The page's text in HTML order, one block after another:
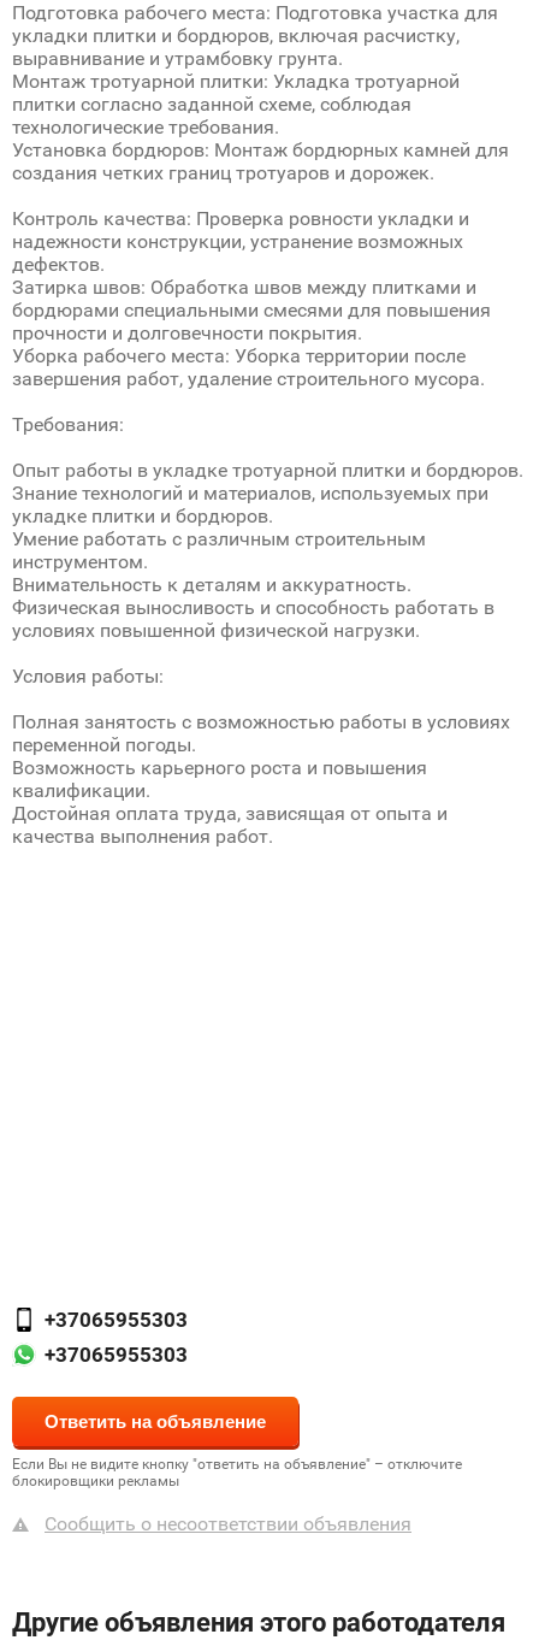
Подготовка рабочего места: Подготовка участка для
укладки плитки и бордюров, включая расчистку,
выравнивание и утрамбовку грунта.
Монтаж тротуарной плитки: Укладка тротуарной
плитки согласно заданной схеме, соблюдая
технологические требования.
Установка бордюров: Монтаж бордюрных камней для
создания четких границ тротуаров и дорожек.
Контроль качества: Проверка ровности укладки и
надежности конструкции, устранение возможных
дефектов.
Затирка швов: Обработка швов между плитками и
бордюрами специальными смесями для повышения
прочности и долговечности покрытия.
Уборка рабочего места: Уборка территории после
завершения работ, удаление строительного мусора.
Требования:
Опыт работы в укладке тротуарной плитки и бордюров.
Знание технологий и материалов, используемых при
укладке плитки и бордюров.
Умение работать с различным строительным
инструментом.
Внимательность к деталям и аккуратность.
Физическая выносливость и способность работать в
условиях повышенной физической нагрузки.
Условия работы:
Полная занятость с возможностью работы в условиях
переменной погоды.
Возможность карьерного роста и повышения
квалификации.
Достойная оплата труда, зависящая от опыта и
качества выполнения работ.
+37065955303
+37065955303
Если Вы не видите кнопку "ответить на объявление" – отключите
блокировщики рекламы
Сообщить о несоответствии объявления
Другие объявления этого работодателя